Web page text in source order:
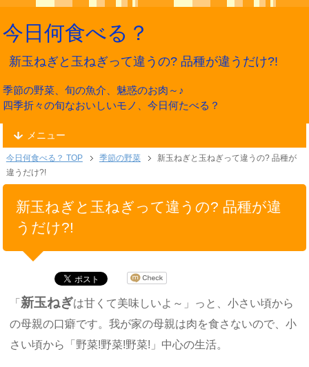
今日何食べる？
新玉ねぎと玉ねぎって違うの? 品種が違うだけ?!
季節の野菜、旬の魚介、魅惑のお肉～♪
四季折々の旬なおいしいモノ、今日何たべる？
メニュー
今日何食べる？ TOP 季節の野菜
新玉ねぎと玉ねぎって違うの? 品種が
違うだけ?!
新玉ねぎと玉ねぎって違うの? 品種が違
うだけ?!
「 新玉ねぎは甘くて美味しいよ～」っと、小さい頃から
の母親の口癖です。我が家の母親は肉を食さないので、小
さい頃から「野菜!野菜!野菜!」中心の生活。